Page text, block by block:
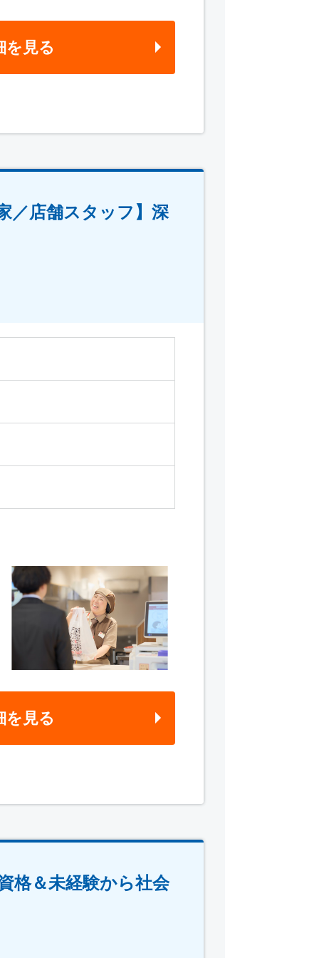
を見る
／店舗スタッフ】深
を見る
格＆未経験から社会